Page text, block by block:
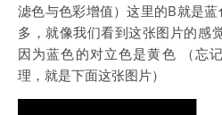
滤色与色彩增值）这里的B就是
多，就像我们看到这张图片的感
因为蓝色的对立色是黄色 （忘
理，就是下面这张图片）